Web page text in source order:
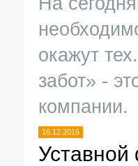
окажут
забот» -
компании.
16.12.2016